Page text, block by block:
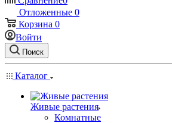
Отложенные 0
Корзина 0
Войти
Поиск
Каталог
Живые растения
Комнатные